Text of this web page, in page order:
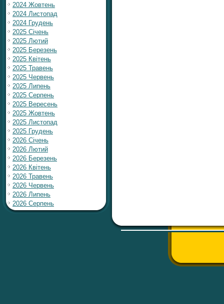
2024 Жовтень
2024 Листопад
2024 Грудень
2025 Січень
2025 Лютий
2025 Березень
2025 Квітень
2025 Травень
2025 Червень
2025 Липень
2025 Серпень
2025 Вересень
2025 Жовтень
2025 Листопад
2025 Грудень
2026 Січень
2026 Лютий
2026 Березень
2026 Квітень
2026 Травень
2026 Червень
2026 Липень
2026 Серпень